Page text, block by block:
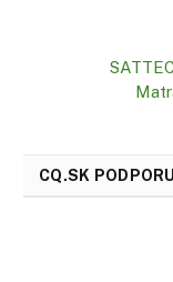
CQ.SK